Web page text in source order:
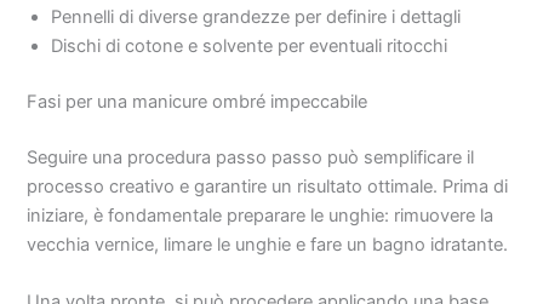
Pennelli di diverse grandezze per definire i dettagli
Dischi di cotone e solvente per eventuali ritocchi
Fasi per una manicure ombré impeccabile
Seguire una procedura passo passo può semplificare il
processo creativo e garantire un risultato ottimale. Prima di
iniziare, è fondamentale preparare le unghie: rimuovere la
vecchia vernice, limare le unghie e fare un bagno idratante.